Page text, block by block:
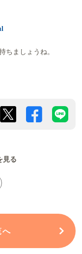
ちましょうね。
見る
へ